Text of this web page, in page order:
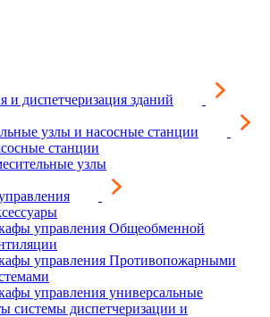
и диспетчеризация зданий
узлы и насосные станции
станции
узлы
управления Общеобменной
управления Противопожарными
управления универсальные
системы диспетчеризации и